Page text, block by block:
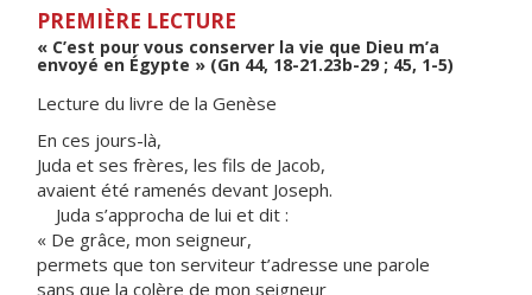
PREMIÈRE LECTURE
« C’est pour vous conserver la vie que Dieu m’a
envoyé en Égypte » (Gn 44, 18-21.23b-29 ; 45, 1-5)
Lecture du livre de la Genèse
En ces jours-là,
Juda et ses frères, les fils de Jacob,
avaient été ramenés devant Joseph.
Juda s’approcha de lui et dit :
« De grâce, mon seigneur,
permets que ton serviteur t’adresse une parole
sans que la colère de mon seigneur